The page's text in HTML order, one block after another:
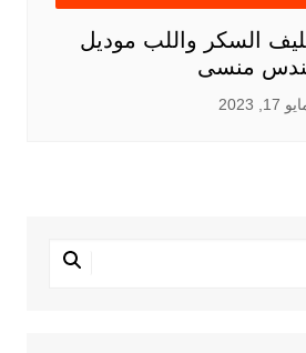
السكر واللب موديل
17, 2023